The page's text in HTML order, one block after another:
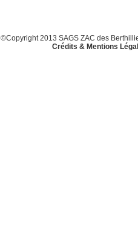
©Copyright 2013 SAGS ZAC des
Crédits & Mentions